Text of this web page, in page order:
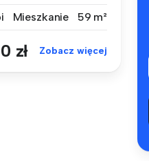
Mieszkanie 59 m²
zł Zobacz więcej